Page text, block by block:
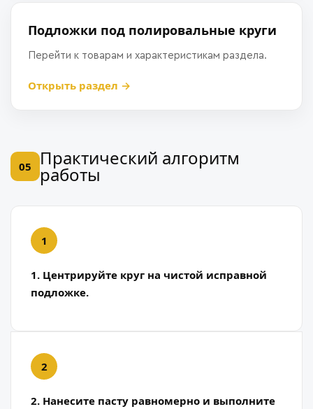
Подложки под полировальные круги
Перейти к товарам и характеристикам раздела.
Открыть раздел →
05 Практический алгоритм
работы
1. Центрируйте круг на чистой исправной
подложке.
2. Нанесите пасту равномерно и выполните